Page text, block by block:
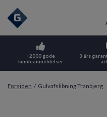
+2000 gode
kundeanmeldelser
3 års
Forsiden / Gulvafslibning Tranbjerg